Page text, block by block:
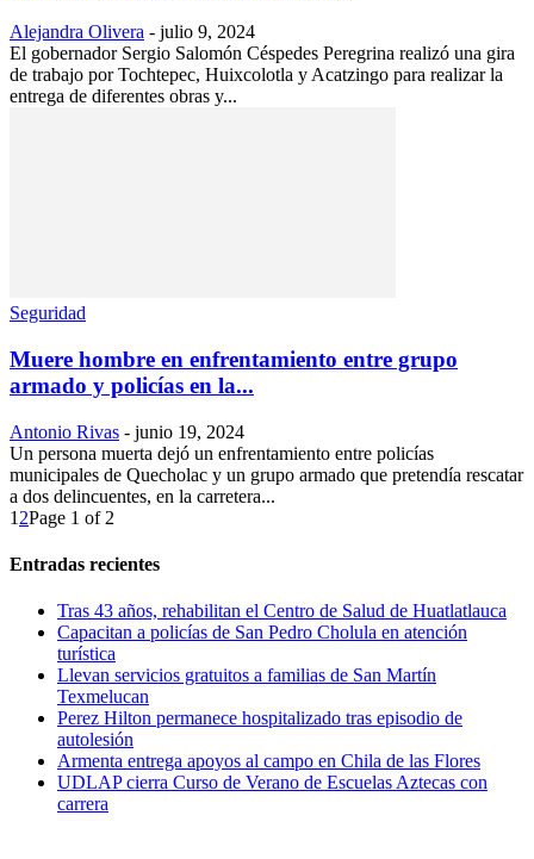
Alejandra Olivera - julio 9, 2024
El gobernador Sergio Salomón Céspedes Peregrina realizó una gira
de trabajo por Tochtepec, Huixcolotla y Acatzingo para realizar la
entrega de diferentes obras y...
Seguridad
Muere hombre en enfrentamiento entre grupo
armado y policías en la...
Antonio Rivas - junio 19, 2024
Un persona muerta dejó un enfrentamiento entre policías
municipales de Quecholac y un grupo armado que pretendía rescatar
a dos delincuentes, en la carretera...
1 2Page 1 of 2
Entradas recientes
Tras 43 años, rehabilitan el Centro de Salud de Huatlatlauca
Capacitan a policías de San Pedro Cholula en atención
turística
Llevan servicios gratuitos a familias de San Martín
Texmelucan
Perez Hilton permanece hospitalizado tras episodio de
autolesión
Armenta entrega apoyos al campo en Chila de las Flores
UDLAP cierra Curso de Verano de Escuelas Aztecas con
carrera